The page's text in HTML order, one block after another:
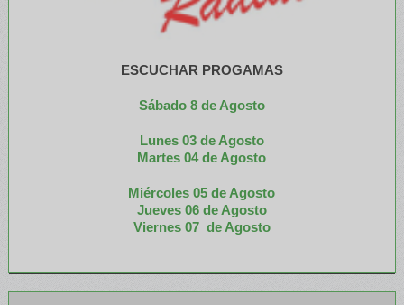
ESCUCHAR PROGAMAS
Sábado 8 de Agosto
Lunes 03 de Agosto
Martes 04 de Agosto
Miércoles 05 de Agosto
Jueves 06 de Agosto
Viernes 07 de Agosto